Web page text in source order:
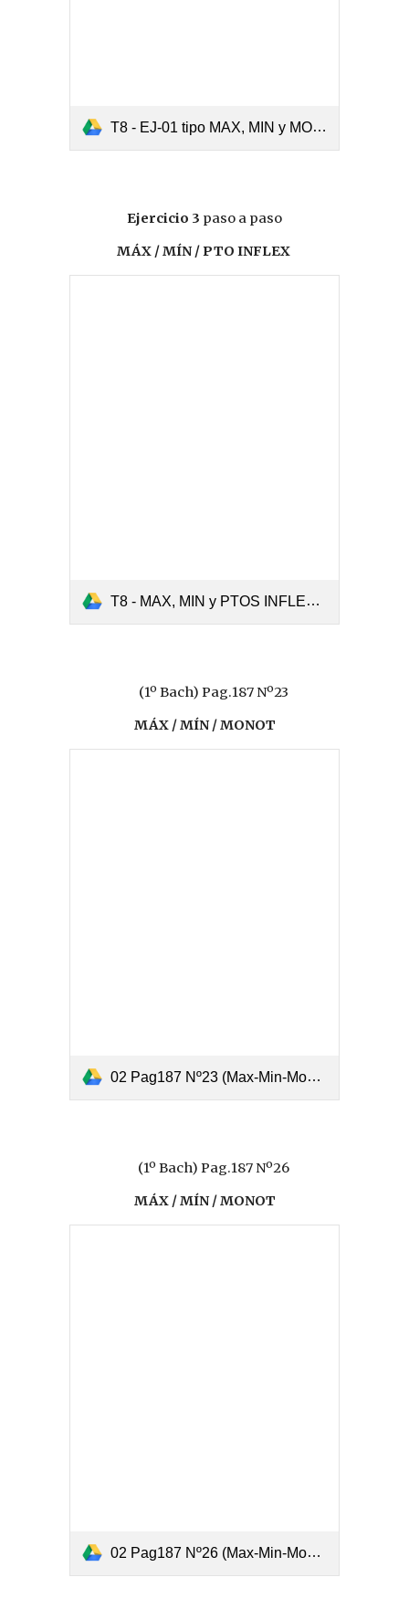
T8 - EJ-01 tipo MAX, MIN y MONOT.pdf
Ejercicio 3 paso a paso
MÁX / MÍN / PTO INFLEX
T8 - MAX, MIN y PTOS INFLEX (N47).pdf
(1º Bach) Pag.187 Nº23
MÁX / MÍN / MONOT
02 Pag187 Nº23 (Max-Min-Monotonía).pdf
(1º Bach) Pag.187 Nº26
MÁX / MÍN / MONOT
02 Pag187 Nº26 (Max-Min-Monotonía).pdf